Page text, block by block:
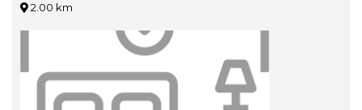
2.00 km